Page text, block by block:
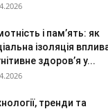
і пам’ять: як
ізоляція
здоров’я у...
тренди та